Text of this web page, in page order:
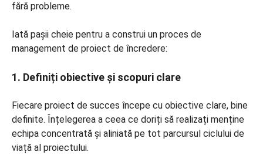
fără probleme.
Iată pașii cheie pentru a construi un proces de
management de proiect de încredere:
1. Definiți obiective și scopuri clare
Fiecare proiect de succes începe cu obiective clare, bine
definite. Înțelegerea a ceea ce doriți să realizați menține
echipa concentrată și aliniată pe tot parcursul ciclului de
viață al proiectului.